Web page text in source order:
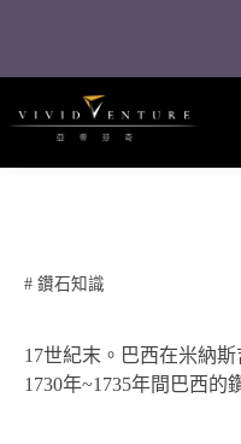
# 鑽石知識
17世紀末。巴西在米納
1730年~1735年間巴西